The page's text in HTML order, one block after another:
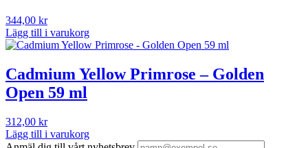
344,00 kr
Lägg till i varukorg
Cadmium Yellow Primrose – Golden
Open 59 ml
312,00 kr
Lägg till i varukorg